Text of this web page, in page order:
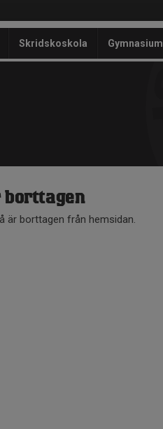
Skridskoskola Gymnasium
är borttagen från hemsidan.